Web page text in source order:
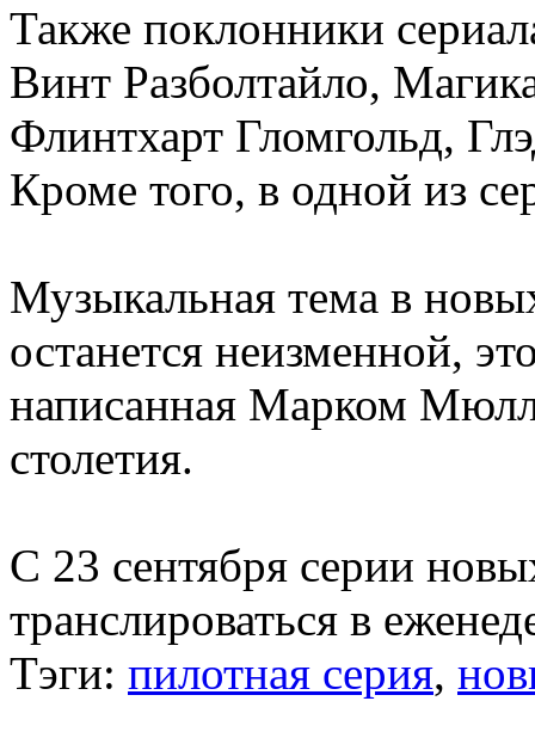
Также поклонники
Винт Разболтайло,
Флинтхарт Гломгольд,
Кроме того, в одной из
Музыкальная тема в
останется неизменной,
написанная Марком
столетия.
С 23 сентября серии
транслироваться в
Тэги: пилотная серия,